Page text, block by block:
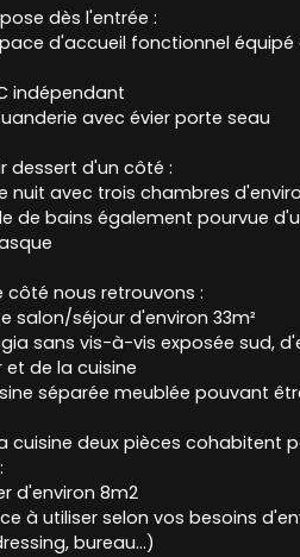
dès l'entrée :
d'accueil fonctionnel
indépendant
avec évier porte seau
dessert d'un côté :
nuit avec trois chambres
de bains également pourvue
côté nous retrouvons :
salon/séjour d'environ 33m²
sans vis-à-vis exposée sud,
et de la cuisine
séparée meublée pouvant
cuisine deux pièces cohabitent
d'environ 8m2
à utiliser selon vos besoins
bureau...)